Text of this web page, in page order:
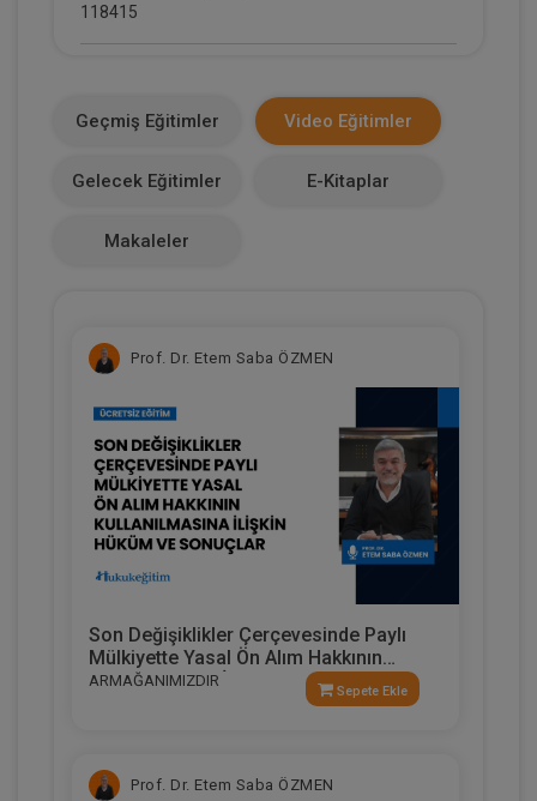
118415
3
Geçmiş Eğitimler Video Eğitimler
Gelecek Eğitimler E-Kitaplar
Makaleler
Prof. Dr. Etem Saba ÖZMEN
Son Değişiklikler Çerçevesinde Paylı
Mülkiyette Yasal Ön Alım Hakkının
Kullanılmasına İlişkin Hüküm Ve
ARMAĞANIMIZDIR
Sepete Ekle
Prof. Dr. Etem Saba ÖZMEN